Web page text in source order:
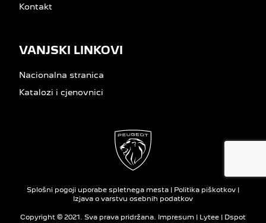
Kontakt
VANJSKI LINKOVI
Nacionalna stranica
Katalozi i cjenovnici
Splošni pogoji uporabe spletnega mesta | Politika piškotkov |
Izjava o varstvu osebnih podatkov
Copyright © 2021. Sva prava pridržana. Impresum | Lytee | Dspot